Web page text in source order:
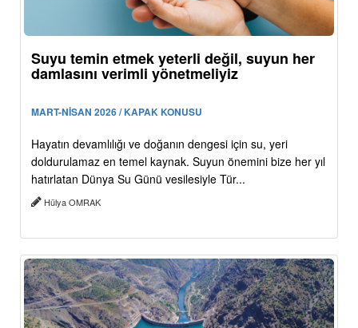
Suyu temin etmek yeterli değil, suyun her
damlasını verimli yönetmeliyiz
MART-NİSAN 2026 / KAPAK KONUSU
Hayatın devamlılığı ve doğanın dengesi için su, yeri
doldurulamaz en temel kaynak. Suyun önemini bize her yıl
hatırlatan Dünya Su Günü vesilesiyle Tür...
Hülya OMRAK